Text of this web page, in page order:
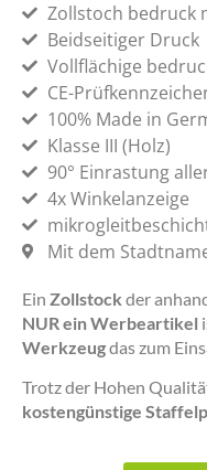
Zollstoch bedruck
Beidseitiger Druck
Vollflächige
CE-
100% Made in
Klasse III (Holz)
90° Einrastung
4x Winkelanzeige
Mit dem
Ein Zollstock der
NUR ein Werbeartikel
Werkzeugdas zum
Trotz der Hohen
kostengünstige